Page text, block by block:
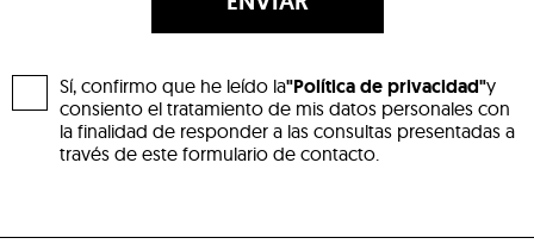
Sí, confirmo que he leído la"Política de privacidad"y
consiento el tratamiento de mis datos personales con
la finalidad de responder a las consultas presentadas a
través de este formulario de contacto.